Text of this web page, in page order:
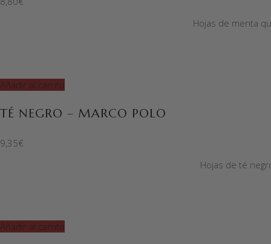
Hojas de menta
Añadir al carrito
TÉ NEGRO – MARCO POLO
9,35€
Hojas de té
Añadir al carrito